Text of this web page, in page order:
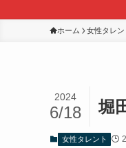
ホーム 女性タレン
堀
2024
6/18
女性タレント